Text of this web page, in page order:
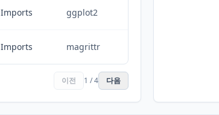
Imports ggplot2
Imports magrittr
이전 1 / 4 다음